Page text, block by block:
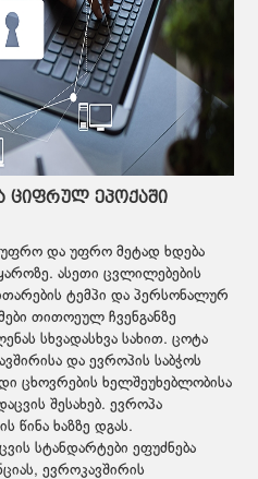
ციფრულ ეპოქაში
და უფრო მეტად ხდება
ასეთი ცვლილებების
ტემპი და პერსონალურ
თითოეულ ჩვენგანზე
სხვადასხვა სახით. ცოტა
და ევროპის საბჭოს
ცხოვრების ხელშეუხებლობისა
შესახებ. ევროპა
წინა ხაზზე დგას.
სტანდარტები ეფუძნება
ევროკავშირის